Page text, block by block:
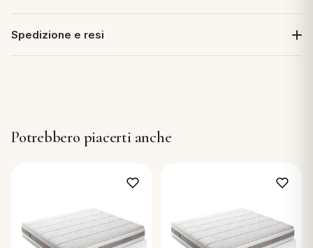
Spedizione e resi
Potrebbero piacerti anche